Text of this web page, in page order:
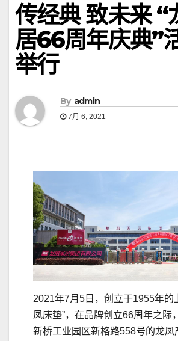
传经典 致未来 “
居66周年庆典”
举行
By admin
7月 6, 2021
2021年7月5日，创立于1955年的
凤床垫”，在品牌创立66周年之际
新桥工业园区新格路558号的龙凤